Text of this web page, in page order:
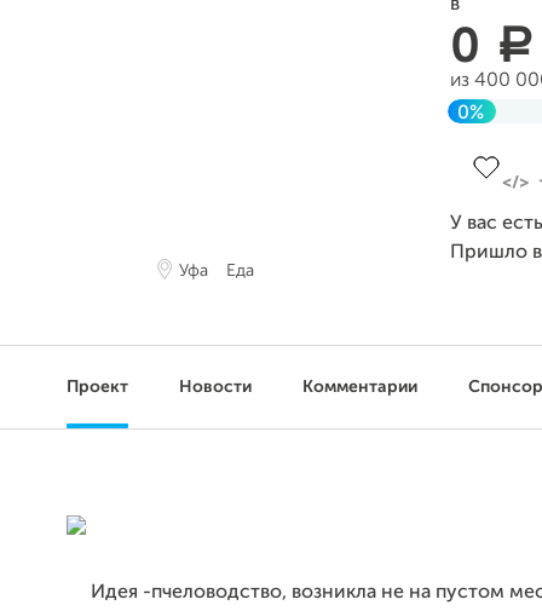
Уфа Еда
0 a
из 400
0%
У вас
Пришло
Проект Новости Комментарии
Идея -пчеловодство, возникла не на пустом